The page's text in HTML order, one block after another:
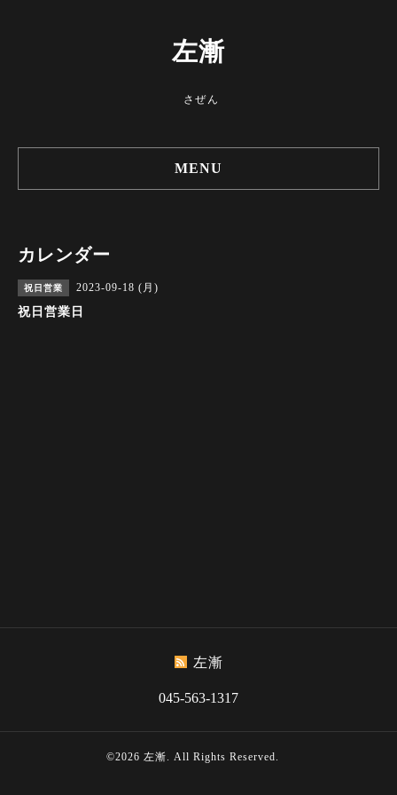
左漸
さぜん
MENU
カレンダー
祝日営業 2023-09-18 (月)
祝日営業日
左漸
045-563-1317
©2026 左漸. All Rights Reserved.